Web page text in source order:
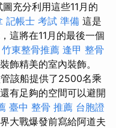
充分利用這些11月的
記帳士 考試 準備 這是
這將在11月的最後一個
竹東整骨推薦 逢甲 整骨
飾精美的室內裝飾。
該船提供了2500名乘
有足夠的空間可以避開
臺中 整骨 推薦 台胞證
大戰爆發前寫給阿道夫